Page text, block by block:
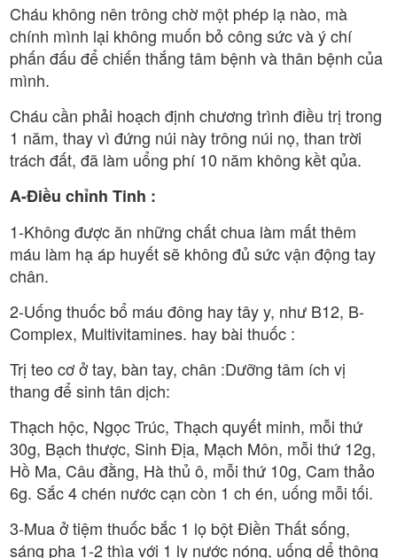
Cháu không nên trông chờ một phép lạ nào, mà
chính mình lại không muốn bỏ công sức và ý chí
phấn đấu để chiến thắng tâm bệnh và thân bệnh của
mình.
Cháu cần phải hoạch định chương trình điều trị trong
1 năm, thay vì đứng núi này trông núi nọ, than trời
trách đất, đã làm uổng phí 10 năm không kềt qủa.
A-Điều chỉnh Tinh :
1-Không được ăn những chất chua làm mất thêm
máu làm hạ áp huyết sẽ không đủ sức vận động tay
chân.
2-Uống thuốc bổ máu đông hay tây y, như B12, B-
Complex, Multivitamines. hay bài thuốc :
Trị teo cơ ở tay, bàn tay, chân :Dưỡng tâm ích vị
thang để sinh tân dịch:
Thạch hộc, Ngọc Trúc, Thạch quyết minh, mỗi thứ
30g, Bạch thược, Sinh Địa, Mạch Môn, mỗi thứ 12g,
Hồ Ma, Câu đằng, Hà thủ ô, mỗi thứ 10g, Cam thảo
6g. Sắc 4 chén nước cạn còn 1 ch én, uống mỗi tối.
3-Mua ở tiệm thuốc bắc 1 lọ bột Điền Thất sống,
sáng pha 1-2 thìa với 1 ly nước nóng, uống dể thông